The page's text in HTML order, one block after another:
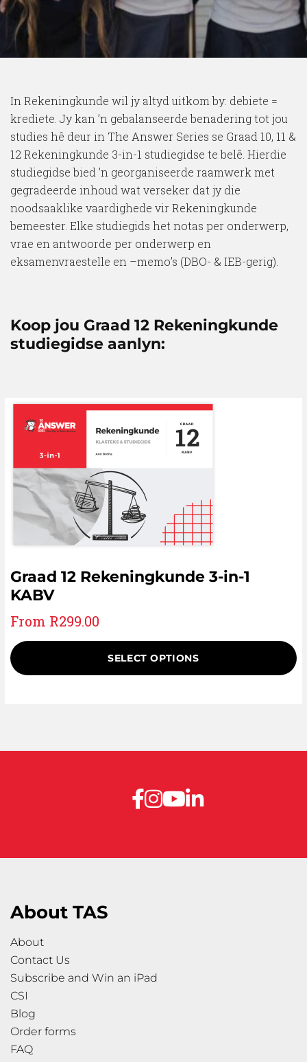
In Rekeningkunde wil jy altyd uitkom by: debiete =
krediete. Jy kan ’n gebalanseerde benadering tot jou
studies hê deur in The Answer Series se Graad 10, 11 &
12 Rekeningkunde 3-in-1 studiegidse te belê. Hierdie
studiegidse bied ’n georganiseerde raamwerk met
gegradeerde inhoud wat verseker dat jy die
noodsaaklike vaardighede vir Rekeningkunde
bemeester. Elke studiegids het notas per onderwerp,
vrae en antwoorde per onderwerp en
eksamenvraestelle en –memo’s (DBO- & IEB-gerig).
Koop jou Graad 12 Rekeningkunde
studiegidse aanlyn:
Graad 12 Rekeningkunde 3-in-1
KABV
From R299.00
SELECT OPTIONS
About TAS
About
Contact Us
Subscribe and Win an iPad
CSI
Blog
Order forms
FAQ